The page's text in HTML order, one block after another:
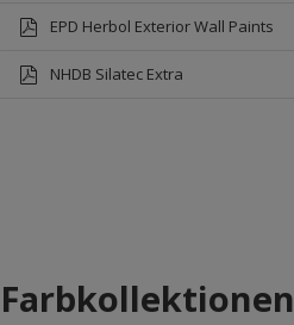
EPD Herbol Exterior Wall Paints
NHDB Silatec Extra
Farbkollektionen